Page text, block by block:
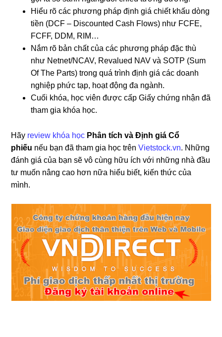
Hiểu rõ các phương pháp định giá chiết khấu dòng
tiền (DCF – Discounted Cash Flows) như FCFE,
FCFF, DDM, RIM…
Nắm rõ bản chất của các phương pháp đặc thù
như Netnet/NCAV, Revalued NAV và SOTP (Sum
Of The Parts) trong quá trình định giá các doanh
nghiệp phức tạp, hoạt động đa ngành.
Cuối khóa, học viên được cấp Giấy chứng nhận đã
tham gia khóa học.
Hãy review khóa học Phân tích và Định giá Cổ
phiếu nếu bạn đã tham gia học trênVietstock.vn. Những
đánh giá của bạn sẽ vô cùng hữu ích với những nhà đầu
tư muốn nâng cao hơn nữa hiểu biết, kiến thức của
mình.